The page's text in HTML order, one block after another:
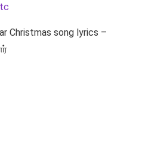
Christmas song lyrics –